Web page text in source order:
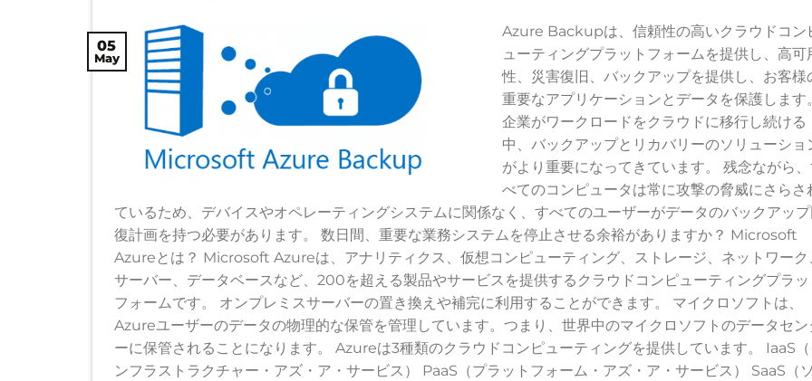
05
May
Azure Backupは、信頼性の高いクラウドコン
ューティングプラットフォームを提供し、高可
性、災害復旧、バックアップを提供し、お客様
重要なアプリケーションとデータを保護します。
企業がワークロードをクラウドに移行し続ける
中、バックアップとリカバリーのソリューショ
がより重要になってきています。 残念ながら
べてのコンピュータは常に攻撃の脅威にさらさ
ているため、デバイスやオペレーティングシステムに関係なく、すべてのユーザーがデータのバックアップ
復計画を持つ必要があります。 数日間、重要な業務システムを停止させる余裕がありますか？ Microsoft
Azureとは？ Microsoft Azureは、アナリティクス、仮想コンピューティング、ストレージ、ネットワーク
サーバー、データベースなど、200を超える製品やサービスを提供するクラウドコンピューティングプラッ
フォームです。 オンプレミスサーバーの置き換えや補完に利用することができます。 マイクロソフトは、
Azureユーザーのデータの物理的な保管を管理しています。つまり、世界中のマイクロソフトのデータセン
ーに保管されることになります。 Azureは3種類のクラウドコンピューティングを提供しています。 IaaS（
ンフラストラクチャー・アズ・ア・サービス） PaaS（プラットフォーム・アズ・ア・サービス） SaaS（